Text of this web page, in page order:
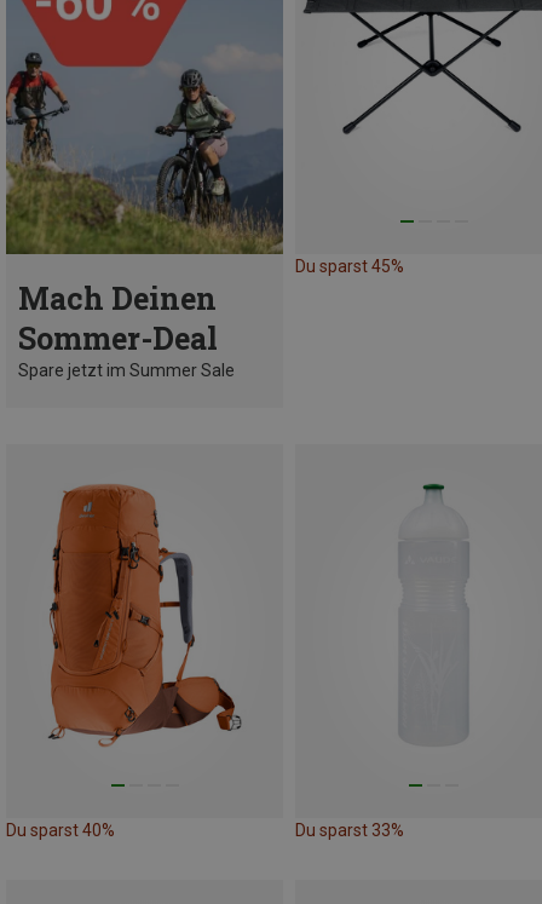
Mach Deinen
Sommer-Deal
Spare jetzt im Summer Sale
Du sparst 45%
Du sparst 40% Du sparst 33%